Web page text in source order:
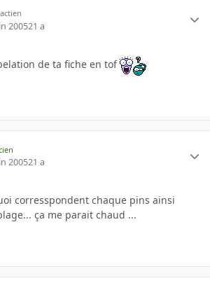
200521 a
de ta fiche en tof
200521 a
corresspondent chaque pins ainsi
ça me parait chaud ...